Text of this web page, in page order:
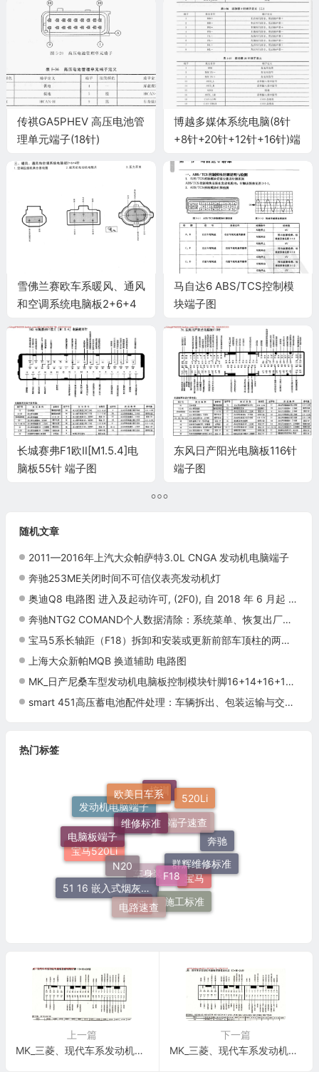
传祺GA5PHEV 高压电池管
理单元端子(18针)
博越多媒体系统电脑(8针
+8针+20针+12针+16针)端
雪佛兰赛欧车系暖风、通风
和空调系统电脑板2+6+4
马自达6 ABS/TCS控制模
块端子图
长城赛弗F1欧Ⅱ[M1.5.4]电
脑板55针 端子图
东风日产阳光电脑板116针
端子图
随机文章
2011—2016年上汽大众帕萨特3.0L CNGA 发动机电脑端子
奔驰253ME关闭时间不可信仪表亮发动机灯
奥迪Q8 电路图 进入及起动许可, (2F0), 自 2018 年 6 月起 电路图
奔驰NTG2 COMAND个人数据清除：系统菜单、恢复出厂与结果确认
宝马5系长轴距（F18）拆卸和安装或更新前部车顶柱的两个饰件施工与复检标准
上海大众新帕MQB 换道辅助 电路图
MK_日产尼桑车型发动机电脑板控制模块针脚16+14+16+18针3 端子图
smart 451高压蓄电池配件处理：车辆拆出、包装运输与交接记录
热门标签
灯
车身装备 宝马
施工标准
电路速查
51 16 嵌入式烟灰缸托架
宝马520Li
奥迪 技术培训
奔驰
群辉维修标准
F18
N20
电脑板端子
发动机电脑端子
培训 520Li
端子速查
维修标准
欧美日车系
上一篇
MK_三菱、现代车系发动机电脑板控制模块针脚10+18+24针4 端子图
下一篇
MK_三菱、现代车系发动机电脑板控制模块针脚10+18+24针9 端子图